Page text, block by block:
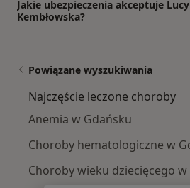
Jakie ubezpieczenia akceptuje
Kembłowska?
Powiązane wyszukiwania
Najczęście leczone choroby
Anemia w Gdańsku
Choroby hematologiczne w
Choroby wieku dziecięcego